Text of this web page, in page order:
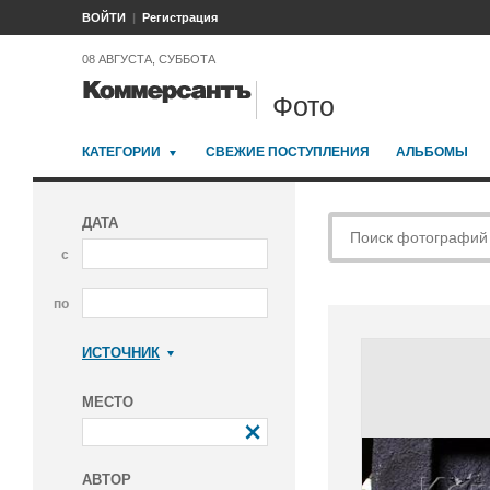
ВОЙТИ Регистрация
08 АВГУСТА, СУББОТА
Фото
КАТЕГОРИИ СВЕЖИЕ ПОСТУПЛЕНИЯ АЛЬБОМЫ
ДАТА
с
по
ИСТОЧНИК
МЕСТО
АВТОР